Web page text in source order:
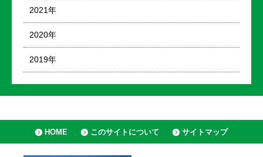
2021年
2020年
2019年
HOME このサイトについて サイトマップ